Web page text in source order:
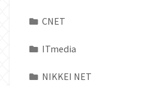
CNET
ITmedia
NIKKEI NET